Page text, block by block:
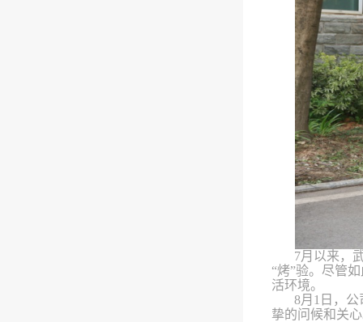
7月以来，
“烤”验。尽管
活环境。
8月1日，
挚的问候和关